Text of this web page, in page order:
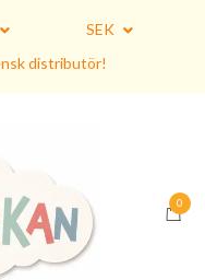
SEK
distributör!
0